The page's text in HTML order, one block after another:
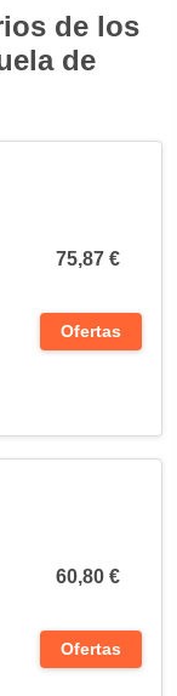
de los
de
75,87 €
Ofertas
60,80 €
Ofertas